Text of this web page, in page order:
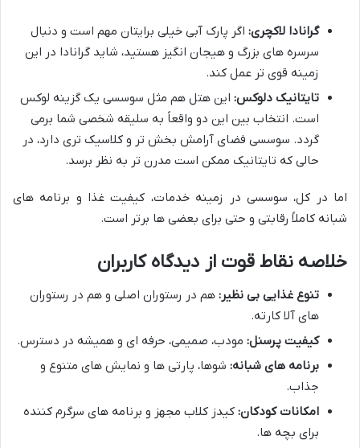
گرانادا لاکچری: اگر پارک آبی خیلی برایتان مهم است و دنبال
سرسره های بزرگ و هیجان انگیز هستید، شاید گرانادا در این
زمینه قوی تر عمل کند.
تایتانیک دلوکس: این هتل هم مثل سوسسی یک گزینه لوکس
است. انتخاب بین این دو واقعاً به سلیقه شخصی شما برمی
گردد. سوسسی فضای آرامش بخش تر و کلاسیک تری دارد، در
حالی که تایتانیک ممکن است مدرن تر به نظر برسد.
اما در کل، سوسسی در زمینه خدمات، کیفیت غذا و برنامه های
شبانه کاملاً رقابتی و حتی برای بعضی ها برتر است.
خلاصه نقاط قوت از دیدگاه کاربران
تنوع غذایی بی نظیر: هم در رستوران اصلی و هم در رستوران
های آلا کارته.
کیفیت پرسنل: مودب، صمیمی، حرفه ای و همیشه در دسترس.
برنامه های شبانه: شوها، پارتی ها و نمایش های متنوع و
جذاب.
امکانات کودکان: کیدز کلاب مجهز و برنامه های سرگرم کننده
برای بچه ها.